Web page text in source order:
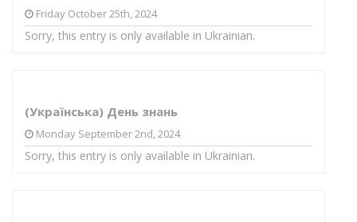
Friday October 25th, 2024
Sorry, this entry is only available in Ukrainian.
(Українська) День знань
Monday September 2nd, 2024
Sorry, this entry is only available in Ukrainian.